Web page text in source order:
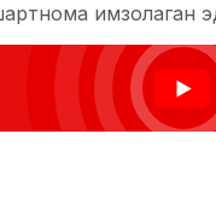
имзолаган